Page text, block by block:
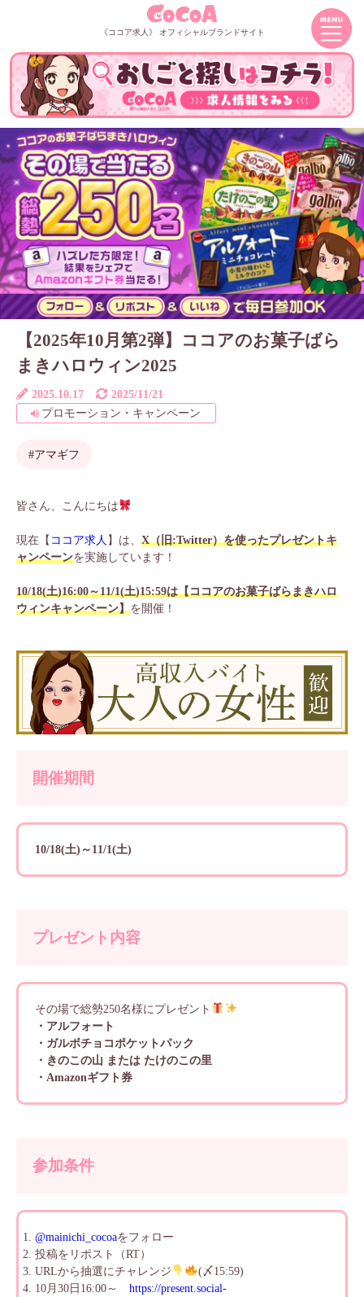
《ココア求人》 オフィシャルブランドサイト
【2025年10月第2弾】ココアのお菓子ばら
まきハロウィン2025
2025.10.17
2025/11/21
プロモーション・キャンペーン
#アマギフ
皆さん、こんにちは
現在【 ココア求人 】は、 X（旧:Twitter）を使ったプレゼントキ
ャンペーンを実施しています！
10/18(土)16:00～11/1(土)15:59は【ココアのお菓子ばらまきハロ
ウィンキャンペーン】を開催！
開催期間
10/18(土)～11/1(土)
プレゼント内容
その場で総勢250名様にプレゼント
・アルフォート
・ガルボチョコポケットパック
・きのこの山 または たけのこの里
・Amazonギフト券
参加条件
@mainichi_cocoaをフォロー
投稿をリポスト（RT）
URLから抽選にチャレンジ
(〆15:59)
10月30日16:00～ https://present.social-